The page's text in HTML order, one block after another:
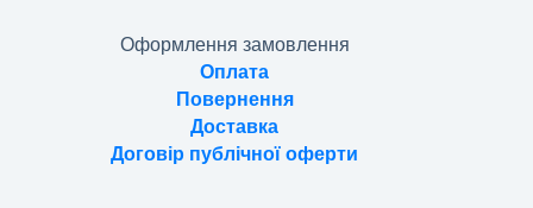
Оформлення замовлення
Оплата
Повернення
Доставка
Договір публічної оферти